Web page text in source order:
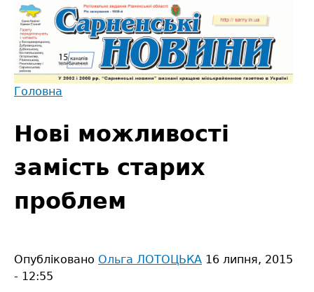
Jump
navigation
є
тут
Головна
to
top
Нові можливості
замість старих
проблем
Опубліковано Ольга ЛОТОЦЬКА 16 липня, 2015
- 12:55